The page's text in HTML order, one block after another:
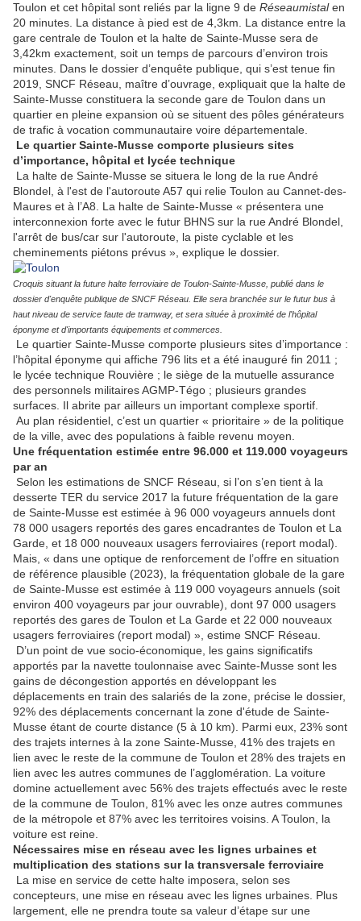
Toulon et cet hôpital sont reliés par la ligne 9 de Réseaumistalen
20 minutes. La distance à pied est de 4,3km. La distance entre la
gare centrale de Toulon et la halte de Sainte-Musse sera de
3,42km exactement, soit un temps de parcours d’environ trois
minutes. Dans le dossier d’enquête publique, qui s’est tenue fin
2019, SNCF Réseau, maître d’ouvrage, expliquait que la halte de
Sainte-Musse constituera la seconde gare de Toulon dans un
quartier en pleine expansion où se situent des pôles générateurs
de trafic à vocation communautaire voire départementale.
Le quartier Sainte-Musse comporte plusieurs sites
d’importance, hôpital et lycée technique
La halte de Sainte-Musse se situera le long de la rue André
Blondel, à l'est de l'autoroute A57 qui relie Toulon au Cannet-des-
Maures et à l’A8. La halte de Sainte-Musse « présentera une
interconnexion forte avec le futur BHNS sur la rue André Blondel,
l'arrêt de bus/car sur l'autoroute, la piste cyclable et les
cheminements piétons prévus », explique le dossier.
Croquis situant la future halte ferroviaire de Toulon-Sainte-Musse, publié dans le
dossier d'enquête publique de SNCF Réseau. Elle sera branchée sur le futur bus à
haut niveau de service faute de tramway, et sera située à proximité de l'hôpital
éponyme et d'importants équipements et commerces.
Le quartier Sainte-Musse comporte plusieurs sites d’importance :
l’hôpital éponyme qui affiche 796 lits et a été inauguré fin 2011 ;
le lycée technique Rouvière ; le siège de la mutuelle assurance
des personnels militaires AGMP-Tégo ; plusieurs grandes
surfaces. Il abrite par ailleurs un important complexe sportif.
Au plan résidentiel, c’est un quartier « prioritaire » de la politique
de la ville, avec des populations à faible revenu moyen.
Une fréquentation estimée entre 96.000 et 119.000 voyageurs
par an
Selon les estimations de SNCF Réseau, si l’on s’en tient à la
desserte TER du service 2017 la future fréquentation de la gare
de Sainte-Musse est estimée à 96 000 voyageurs annuels dont
78 000 usagers reportés des gares encadrantes de Toulon et La
Garde, et 18 000 nouveaux usagers ferroviaires (report modal).
Mais, « dans une optique de renforcement de l’offre en situation
de référence plausible (2023), la fréquentation globale de la gare
de Sainte-Musse est estimée à 119 000 voyageurs annuels (soit
environ 400 voyageurs par jour ouvrable), dont 97 000 usagers
reportés des gares de Toulon et La Garde et 22 000 nouveaux
usagers ferroviaires (report modal) », estime SNCF Réseau.
D’un point de vue socio-économique, les gains significatifs
apportés par la navette toulonnaise avec Sainte-Musse sont les
gains de décongestion apportés en développant les
déplacements en train des salariés de la zone, précise le dossier,
92% des déplacements concernant la zone d'étude de Sainte-
Musse étant de courte distance (5 à 10 km). Parmi eux, 23% sont
des trajets internes à la zone Sainte-Musse, 41% des trajets en
lien avec le reste de la commune de Toulon et 28% des trajets en
lien avec les autres communes de l’agglomération. La voiture
domine actuellement avec 56% des trajets effectués avec le reste
de la commune de Toulon, 81% avec les onze autres communes
de la métropole et 87% avec les territoires voisins. A Toulon, la
voiture est reine.
Nécessaires mise en réseau avec les lignes urbaines et
multiplication des stations sur la transversale ferroviaire
La mise en service de cette halte imposera, selon ses
concepteurs, une mise en réseau avec les lignes urbaines. Plus
largement, elle ne prendra toute sa valeur d’étape sur une